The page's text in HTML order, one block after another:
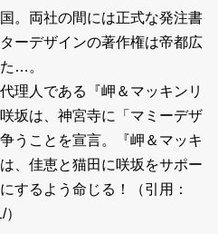
。両社の間には正式な発注書
ーデザインの著作権は帝都広
…。
理人である『岬＆マッキンリ
坂は、神宮寺に「マミーデザ
うことを宣言。『岬＆マッキ
、佳恵と猫田に咲坂をサポー
するよう命じる！（引用：